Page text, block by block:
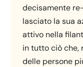
decisamente
lasciato la sua
attivo nella
in tutto ciò che,
delle persone